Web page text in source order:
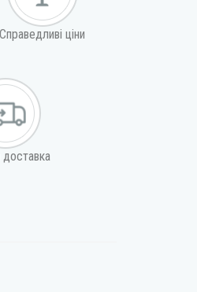
Справедливі ціни